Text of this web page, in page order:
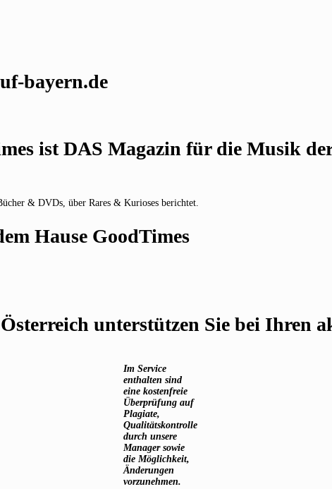
bayern.de
ist DAS Magazin für die Musik
& DVDs, über Rares & Kurioses berichtet.
Hause GoodTimes
unterstützen Sie bei Ihren
Im Service
enthalten sind
eine kostenfreie
Überprüfung auf
Plagiate,
Qualitätskontrolle
durch unsere
Manager sowie
die Möglichkeit,
Änderungen
vorzunehmen.